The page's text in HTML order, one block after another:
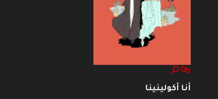
أنا أكولينينا